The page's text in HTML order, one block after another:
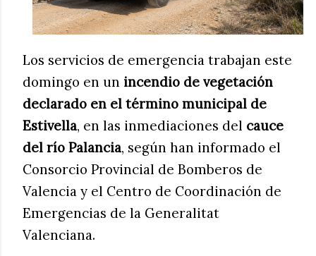
Los servicios de emergencia trabajan este
domingo en un incendio de vegetación
declarado en el término municipal de
Estivella, en las inmediaciones del cauce
del río Palancia, según han informado el
Consorcio Provincial de Bomberos de
Valencia y el Centro de Coordinación de
Emergencias de la Generalitat
Valenciana.